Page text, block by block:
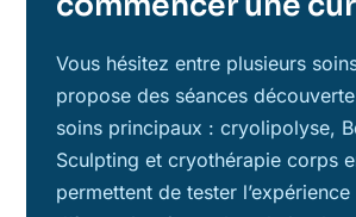
Vous hésitez entre plusieurs
propose des séances
soins principaux : cryolipolyse,
Sculpting et cryothérapie corps
permettent de tester